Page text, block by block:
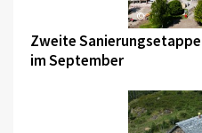
©
Zweite
im September